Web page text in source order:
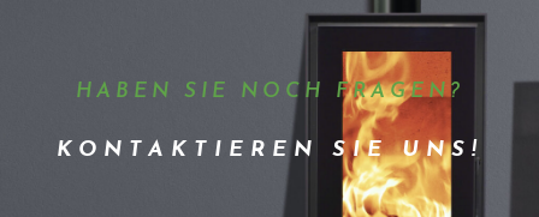
HABEN SIE NOCH FRAGEN?
KONTAKTIEREN SIE UNS!